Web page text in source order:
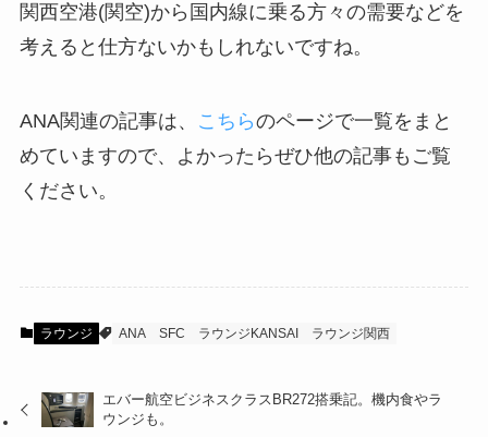
関西空港(関空)から国内線に乗る方々の需要などを
考えると仕方ないかもしれないですね。
ANA関連の記事は、 こちらのページで一覧をまと
めていますので、よかったらぜひ他の記事もご覧
ください。
ラウンジ ANA SFC ラウンジKANSAI ラウンジ関西
エバー航空ビジネスクラスBR272搭乗記。機内食やラ
ウンジも。